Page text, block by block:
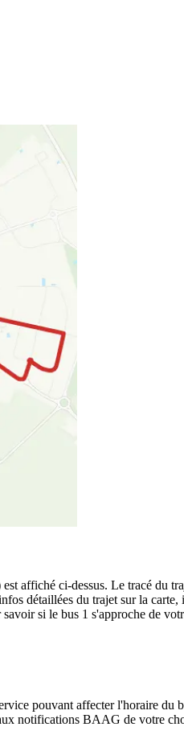
affiché ci-dessus. Le tracé du
détaillées du trajet sur la carte,
si le bus 1 s'approche de
pouvant affecter l'horaire du
notifications BAAG de votre